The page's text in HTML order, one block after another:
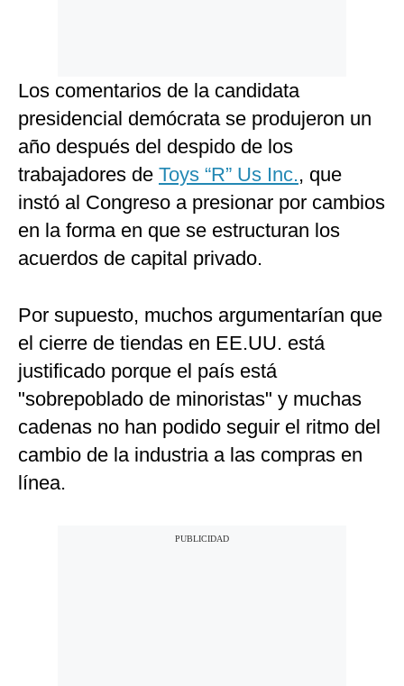
Los comentarios de la candidata
presidencial demócrata se produjeron un
año después del despido de los
trabajadores de Toys “R” Us Inc., que
instó al Congreso a presionar por cambios
en la forma en que se estructuran los
acuerdos de capital privado.
Por supuesto, muchos argumentarían que
el cierre de tiendas en EE.UU. está
justificado porque el país está
"sobrepoblado de minoristas" y muchas
cadenas no han podido seguir el ritmo del
cambio de la industria a las compras en
línea.